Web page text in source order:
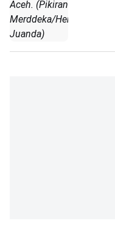
Aceh. (Pikiran
Merddeka/Heri
Juanda)